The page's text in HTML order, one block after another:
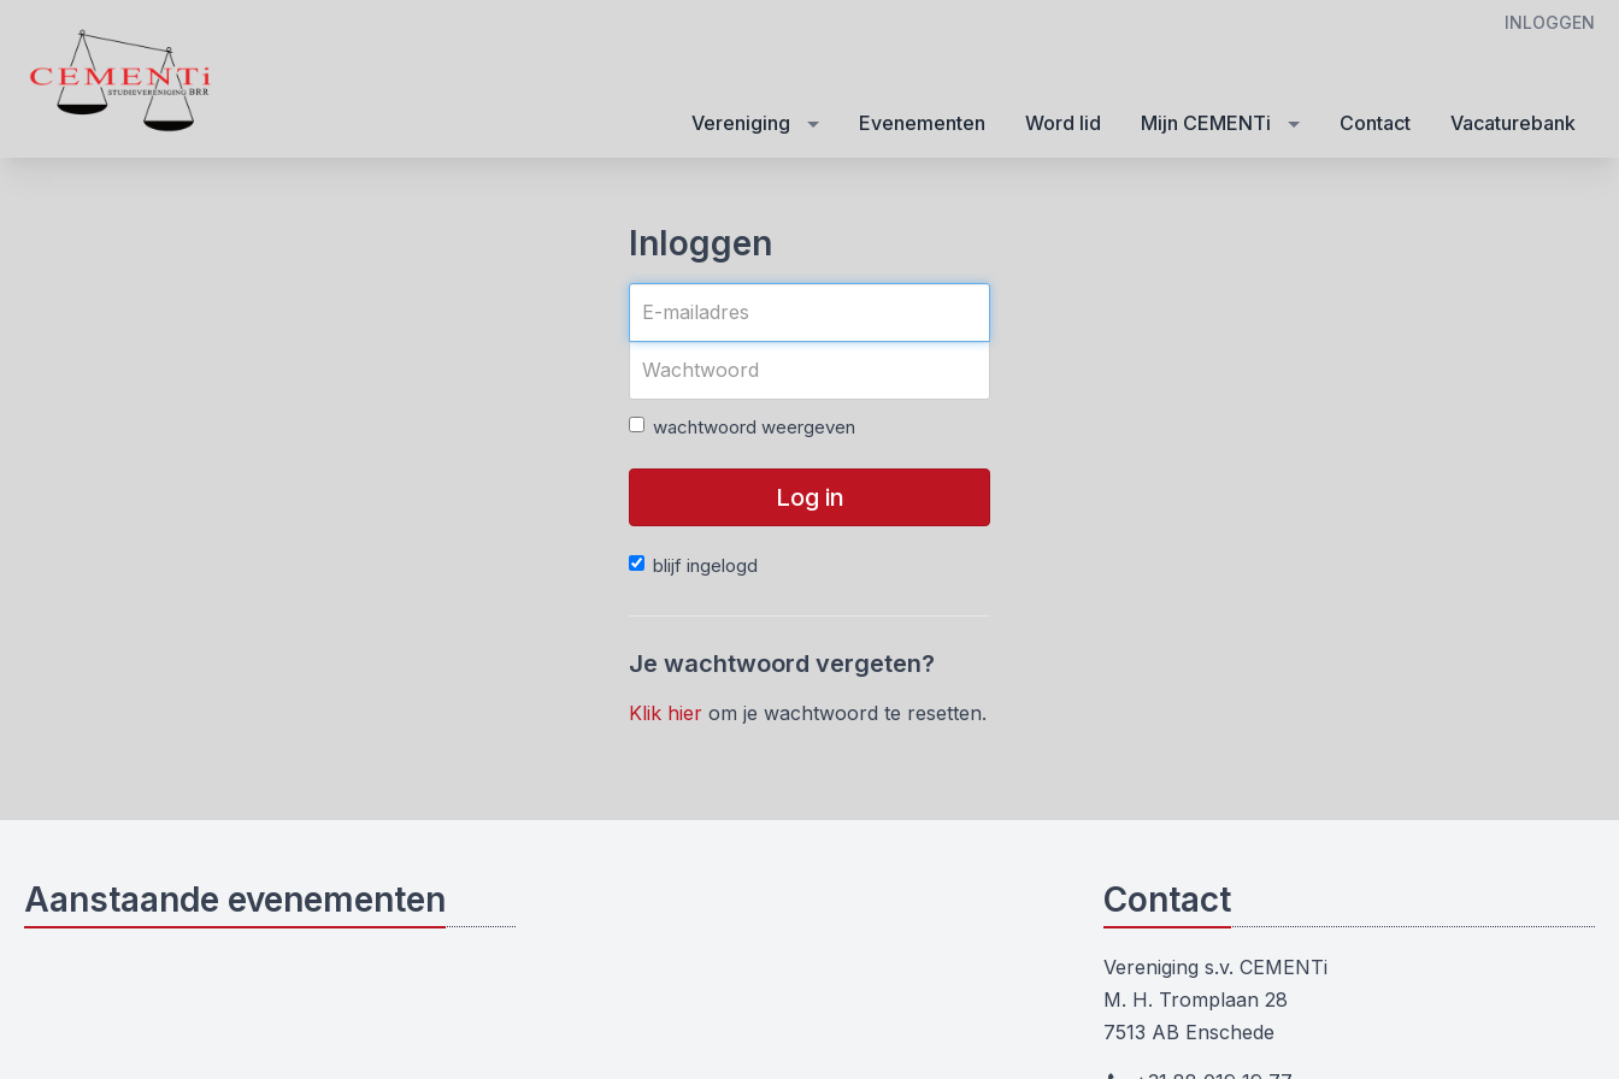
INLOGGEN
Vereniging Evenementen Word lid Mijn CEMENTi Contact Vacaturebank
Inloggen
wachtwoord weergeven
Log in
blijf ingelogd
Je wachtwoord vergeten?
Klik hier om je wachtwoord te resetten.
Aanstaande evenementen Contact
Vereniging s.v. CEMENTi
M. H. Tromplaan 28
7513 AB Enschede